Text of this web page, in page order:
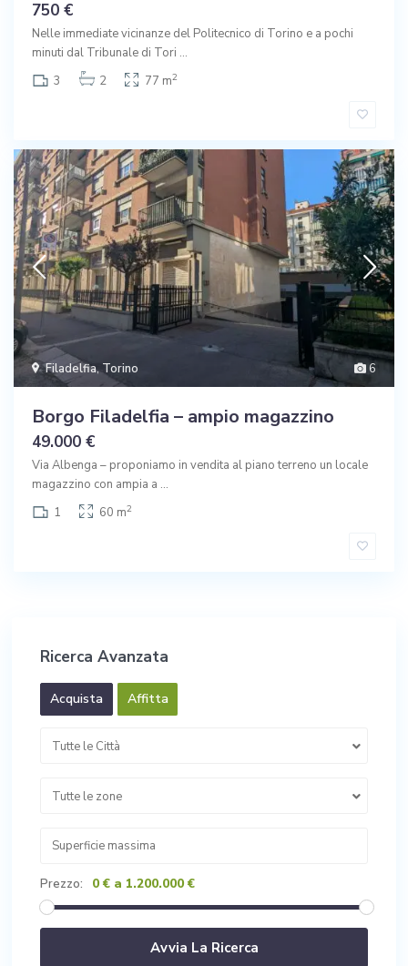
750 €
Nelle immediate vicinanze del Politecnico di Torino e a pochi
minuti dal Tribunale di Tori ...
3
2 77 m2
6
Filadelfia,Torino
Borgo Filadelfia – ampio magazzino
49.000 €
Via Albenga – proponiamo in vendita al piano terreno un locale
magazzino con ampia a ...
1
60 m2
Ricerca Avanzata
Acquista Affitta
Tutte le Città
Tutte le zone
Prezzo: 0 € a 1.200.000 €